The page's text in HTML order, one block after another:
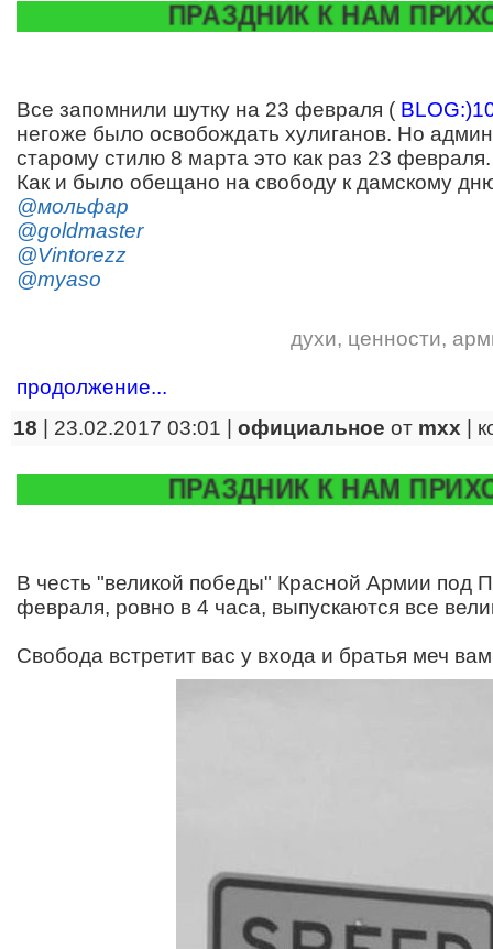
ПРАЗДНИК К НАМ ПРИХОДИТ!
Все запомнили шутку на 23 февраля (
негоже было освобождать хулиганов. Но
старому стилю 8 марта это как раз 23 февраля.
Как и было обещано на свободу к дамскому
@мольфар
@goldmaster
@Vintorezz
@myaso
духи, ценности,
продолжение...
18 | 23.02.2017 03:01 | официальное от mxx
ПРАЗДНИК К НАМ ПРИХОДИТ!
В честь "великой победы" Красной Армии под
февраля, ровно в 4 часа, выпускаются все
Свобода встретит вас у входа и братья меч